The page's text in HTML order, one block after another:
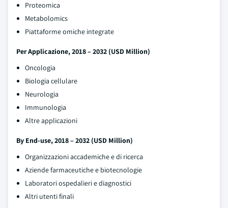
Proteomica
Metabolomics
Piattaforme omiche integrate
Per Applicazione, 2018 – 2032 (USD Million)
Oncologia
Biologia cellulare
Neurologia
Immunologia
Altre applicazioni
By End-use, 2018 – 2032 (USD Million)
Organizzazioni accademiche e di ricerca
Aziende farmaceutiche e biotecnologie
Laboratori ospedalieri e diagnostici
Altri utenti finali